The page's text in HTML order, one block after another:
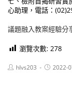
心助理，電話：
議題融入教案經驗分
瀏覽次數: 278
Posthlvs203
Post2022-